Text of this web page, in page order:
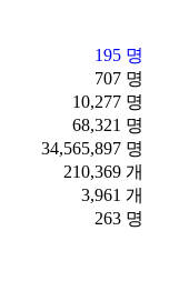
195 명
707 명
10,277 명
68,321 명
34,565,897 명
210,369 개
3,961 개
263 명